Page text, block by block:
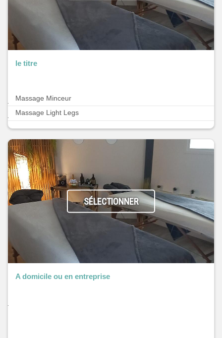
le titre
Massage Minceur
Massage Light Legs
SÉLECTIONNER
A domicile ou en entreprise